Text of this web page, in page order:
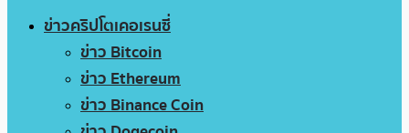
ข่าวคริปโตเคอเรนซี่
ข่าว Bitcoin
ข่าว Ethereum
ข่าว Binance Coin